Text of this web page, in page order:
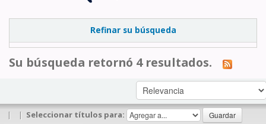
Refinar su búsqueda
Su búsqueda retornó 4 resultados.
| | Seleccionar títulos para: